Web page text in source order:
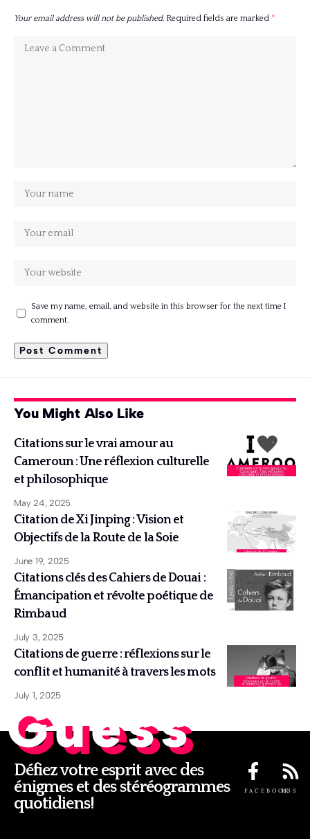
Your email address will not be published. Required fields are marked *
Save my name, email, and website in this browser for the next time I
comment.
You Might Also Like
Citations sur le vrai amour au
Cameroun : Une réflexion culturelle
et philosophique
May 24, 2025
Citation de Xi Jinping : Vision et
Objectifs de la Route de la Soie
June 19, 2025
Citations clés des Cahiers de Douai :
Émancipation et révolte poétique de
Rimbaud
July 3, 2025
Citations de guerre : réflexions sur le
conflit et humanité à travers les mots
July 1, 2025
Guess
Défiez votre esprit avec des
énigmes et des stéréogrammes
quotidiens!
FACEBOOKRSS